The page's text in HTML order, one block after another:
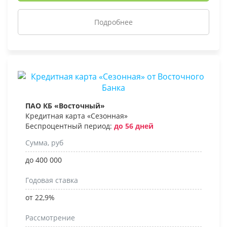
Подробнее
ПАО КБ «Восточный»
Кредитная карта «Сезонная»
Беспроцентный период: до 56 дней
Сумма, руб
до 400 000
Годовая ставка
от 22,9%
Рассмотрение